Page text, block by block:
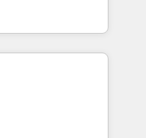
Rocher,
en
a identificar
te dará.
Ireland, and
of successful
and enterprise
design connected
process,
revenue